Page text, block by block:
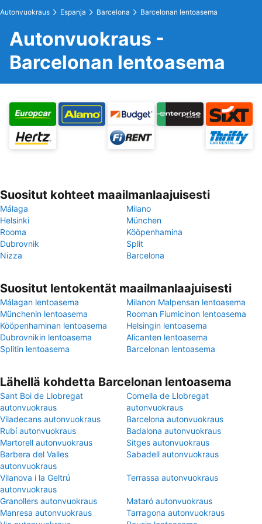
Autonvuokraus Espanja Barcelona Barcelonan lentoasema
Autonvuokraus -
Barcelonan lentoasema
Suositut kohteet maailmanlaajuisesti
Málaga
Milano
Helsinki
München
Rooma
Kööpenhamina
Dubrovnik
Split
Nizza
Barcelona
Suositut lentokentät maailmanlaajuisesti
Málagan lentoasema
Milanon Malpensan lentoasema
Münchenin lentoasema
Rooman Fiumicinon lentoasema
Kööpenhaminan lentoasema
Helsingin lentoasema
Dubrovnikin lentoasema
Alicanten lentoasema
Splitin lentoasema
Barcelonan lentoasema
Lähellä kohdetta Barcelonan lentoasema
Sant Boi de Llobregat
autonvuokraus
Cornella de Llobregat
autonvuokraus
Viladecans autonvuokraus
Barcelona autonvuokraus
Rubí autonvuokraus
Badalona autonvuokraus
Martorell autonvuokraus
Sitges autonvuokraus
Barbera del Valles
autonvuokraus
Sabadell autonvuokraus
Vilanova i la Geltrú
autonvuokraus
Terrassa autonvuokraus
Granollers autonvuokraus
Mataró autonvuokraus
Manresa autonvuokraus
Tarragona autonvuokraus